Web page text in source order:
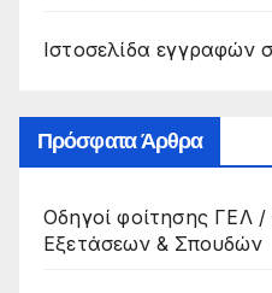
Ιστοσελίδα εγγραφών
Πρόσφατα Άρθρα
Οδηγοί φοίτησης ΓΕΛ
Εξετάσεων & Σπουδών